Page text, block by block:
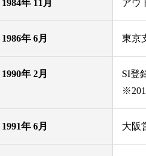
1984年 11月 アウ
1986年 6月 東京
1990年 2月
SI登
1991年 6月 大阪